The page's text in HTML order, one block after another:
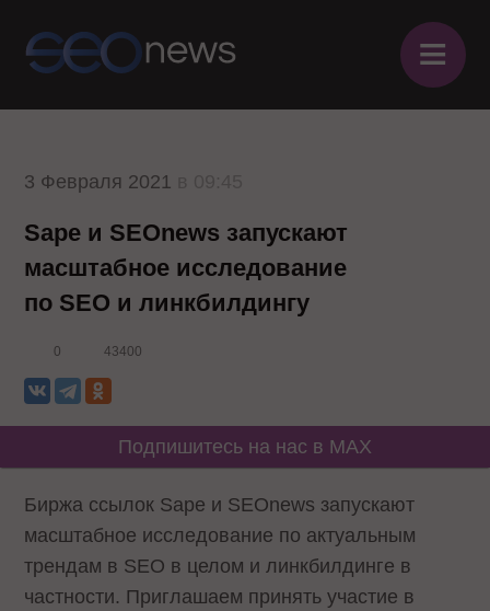
≡
3 Февраля 2021
Sape и SEOnews запускают
масштабное исследование
по SEO и линкбилдингу
0 43400
Подпишитесь на нас в MAX
Биржа ссылок Sape и SEOnews запускают
масштабное исследование по актуальным
трендам в SEO в целом и линкбилдинге в
частности. Приглашаем принять участие в